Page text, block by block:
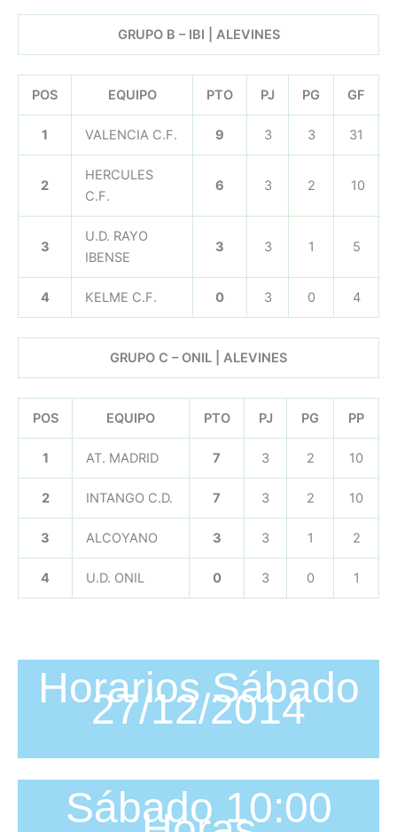
GRUPO B – IBI | ALEVINES
POS EQUIPO PTO PJ PG GF
1 VALENCIA C.F. 9 3 3 31
2
HERCULES
C.F.
6 3 2 10
3
U.D. RAYO
IBENSE
3 3 1 5
4 KELME C.F. 0 3 0 4
GRUPO C – ONIL | ALEVINES
POS EQUIPO PTO PJ PG PP
1 AT. MADRID 7 3 2 10
2 INTANGO C.D. 7 3 2 10
3 ALCOYANO 3 3 1 2
4 U.D. ONIL 0 3 0 1
Horarios Sábado
27/12/2014
Sábado 10:00